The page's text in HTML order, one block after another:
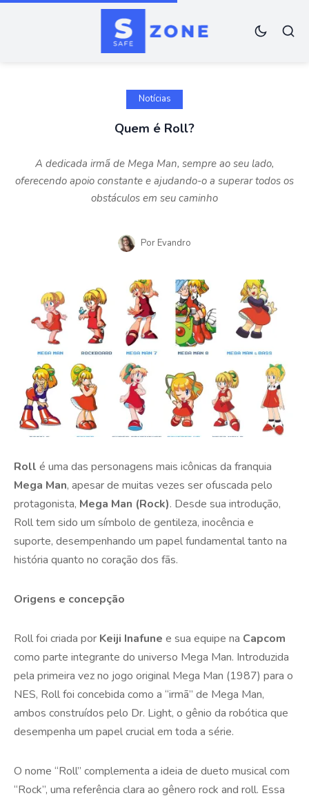
Notícias
Quem é Roll?
A dedicada irmã de Mega Man, sempre ao seu lado,
oferecendo apoio constante e ajudando-o a superar todos os
obstáculos em seu caminho
Por Evandro
Roll é uma das personagens mais icônicas da franquia
Mega Man, apesar de muitas vezes ser ofuscada pelo
protagonista, Mega Man (Rock). Desde sua introdução,
Roll tem sido um símbolo de gentileza, inocência e
suporte, desempenhando um papel fundamental tanto na
história quanto no coração dos fãs.
Origens e concepção
Roll foi criada por Keiji Inafune e sua equipe na Capcom
como parte integrante do universo Mega Man. Introduzida
pela primeira vez no jogo original Mega Man (1987) para o
NES, Roll foi concebida como a “irmã” de Mega Man,
ambos construídos pelo Dr. Light, o gênio da robótica que
desempenha um papel crucial em toda a série.
O nome “Roll” complementa a ideia de dueto musical com
“Rock”, uma referência clara ao gênero rock and roll. Essa